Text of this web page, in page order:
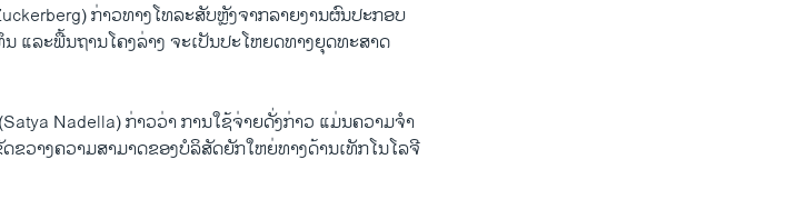
ກ່າວທາງໂທລະສັບຫຼັງຈາກລາຍງານຜົນປະກອບ
ແລະພື້ນຖານໂຄງລ່າງ ຈະເປັນປະໂຫຍດທາງຍຸດທະສາດ
Nadella) ກ່າວວ່າ ການໃຊ້ຈ່າຍດັ່ງກ່າວ ແມ່ນຄວາມຈໍາ
ຂວາງຄວາມສາມາດຂອງບໍລິສັດຍັກໃຫຍ່ທາງດ້ານເທັກໂນໂລຈີ